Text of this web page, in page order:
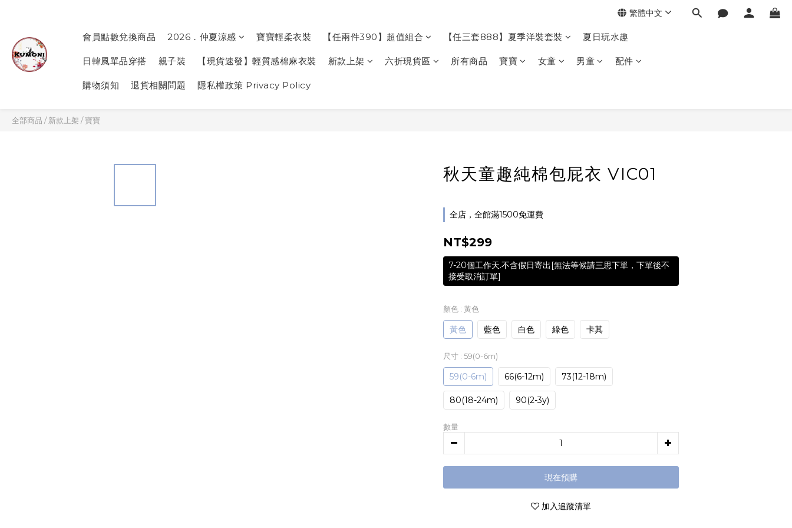
會員點數兌換商品 2026．仲夏涼感 寶寶輕柔衣裝 【任兩件390】超值組合 【任三套888】夏季洋裝套裝 夏日玩水趣
日韓風單品穿搭 親子裝 【現貨速發】輕質感棉麻衣裝 新款上架 六折現貨區 所有商品 寶寶 女童 男童 配件
購物須知 退貨相關問題 隱私權政策 Privacy Policy
繁體中文
全部商品 /新款上架 /寶寶
秋天童趣純棉包屁衣 VIC01
全店，全館滿1500免運費
NT$299
7-20個工作天.不含假日寄出[無法等候請三思下單，下單後不
接受取消訂單]
顏色 : 黃色
黃色 藍色 白色 綠色 卡其
尺寸 : 59(0-6m)
59(0-6m) 66(6-12m) 73(12-18m)
80(18-24m) 90(2-3y)
數量
現在預購
加入追蹤清單